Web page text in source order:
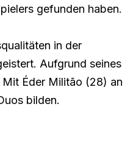
gefunden haben.
in der
Aufgrund seines
Éder Militão (28) an
bilden.